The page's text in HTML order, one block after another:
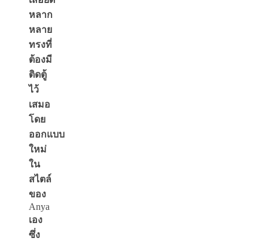
หลาก
หลาย
ทรงที่
ต้องมี
ติดตู้
ไว้
เสมอ
โดย
ออกแบบ
ใหม่
ใน
สไตล์
ของ
Anya
เอง
ซึ่ง